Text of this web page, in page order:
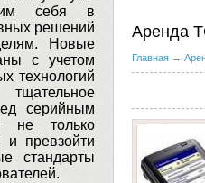
себя в
решений
Новые
с учетом
технологий
тщательное
серийным
не только
и превзойти
стандарты
Аренда
Главная →